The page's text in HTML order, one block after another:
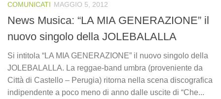
COMUNICATI MAGGIO 5, 2012
News Musica: “LA MIA GENERAZIONE” il
nuovo singolo della JOLEBALALLA
Si intitola “LA MIA GENERAZIONE” il nuovo singolo della
JOLEBALALLA. La reggae-band umbra (proveniente da
Città di Castello – Perugia) ritorna nella scena discografica
indipendente a poco meno di anno dalle uscite di “Che...